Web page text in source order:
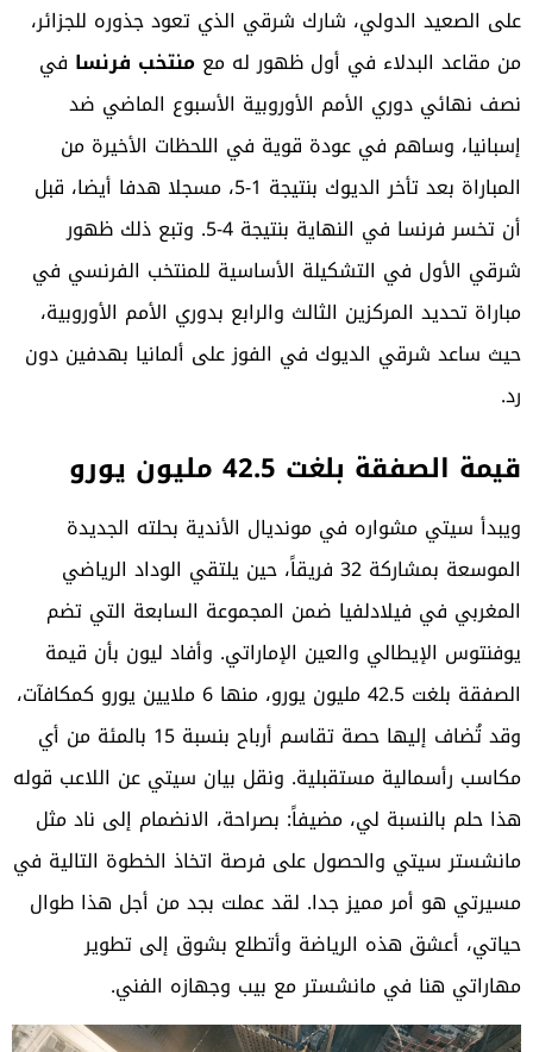
على الصعيد الدولي، شارك شرقي الذي تعود جذوره للجزائر،
من مقاعد البدلاء في أول ظهور له مع منتخب فرنسا في
نصف نهائي دوري الأمم الأوروبية الأسبوع الماضي ضد
إسبانيا، وساهم في عودة قوية في اللحظات الأخيرة من
المباراة بعد تأخر الديوك بنتيجة 1-5، مسجلا هدفا أيضا، قبل
أن تخسر فرنسا في النهاية بنتيجة 4-5. وتبع ذلك ظهور
شرقي الأول في التشكيلة الأساسية للمنتخب الفرنسي في
مباراة تحديد المركزين الثالث والرابع بدوري الأمم الأوروبية،
حيث ساعد شرقي الديوك في الفوز على ألمانيا بهدفين دون
رد.
قيمة الصفقة بلغت 42.5 مليون يورو
ويبدأ سيتي مشواره في مونديال الأندية بحلته الجديدة
الموسعة بمشاركة 32 فريقاً، حين يلتقي الوداد الرياضي
المغربي في فيلادلفيا ضمن المجموعة السابعة التي تضم
يوفنتوس الإيطالي والعين الإماراتي. وأفاد ليون بأن قيمة
الصفقة بلغت 42.5 مليون يورو، منها 6 ملايين يورو كمكافآت،
وقد تُضاف إليها حصة تقاسم أرباح بنسبة 15 بالمئة من أي
مكاسب رأسمالية مستقبلية. ونقل بيان سيتي عن اللاعب قوله
هذا حلم بالنسبة لي، مضيفاً: بصراحة، الانضمام إلى ناد مثل
مانشستر سيتي والحصول على فرصة اتخاذ الخطوة التالية في
مسيرتي هو أمر مميز جدا. لقد عملت بجد من أجل هذا طوال
حياتي، أعشق هذه الرياضة وأتطلع بشوق إلى تطوير
مهاراتي هنا في مانشستر مع بيب وجهازه الفني.